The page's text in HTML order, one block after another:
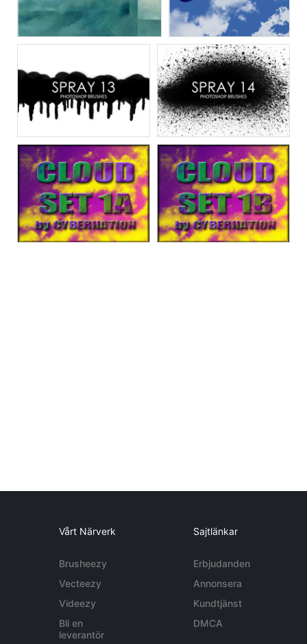
Vårt Närverk
Brusheezy
Vecteezy
Videezy
Bli en
leverantör
Sajtlänkar
Erbjudanden
Annonsera
Kundtjänst
DMCA